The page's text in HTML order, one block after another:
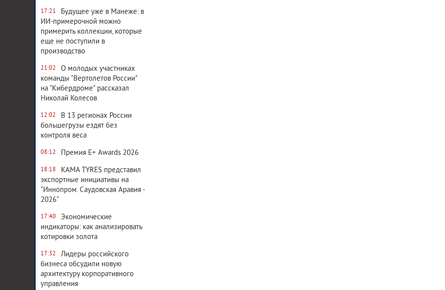
17:21
Будущее уже в Манеже: в
ИИ-примерочной можно
примерить коллекции, которые
еще не поступили в
производство
21:02
О молодых участниках
команды "Вертолетов России"
на "Кибердроме" рассказал
Николай Колесов
12:02
В 13 регионах России
большегрузы ездят без
контроля веса
08:12 Премия E+ Awards 2026
18:18
KAMA TYRES представил
экспортные инициативы на
"Иннопром. Саудовская Аравия -
2026"
17:40
Экономические
индикаторы: как анализировать
котировки золота
17:32
Лидеры российского
бизнеса обсудили новую
архитектуру корпоративного
управления